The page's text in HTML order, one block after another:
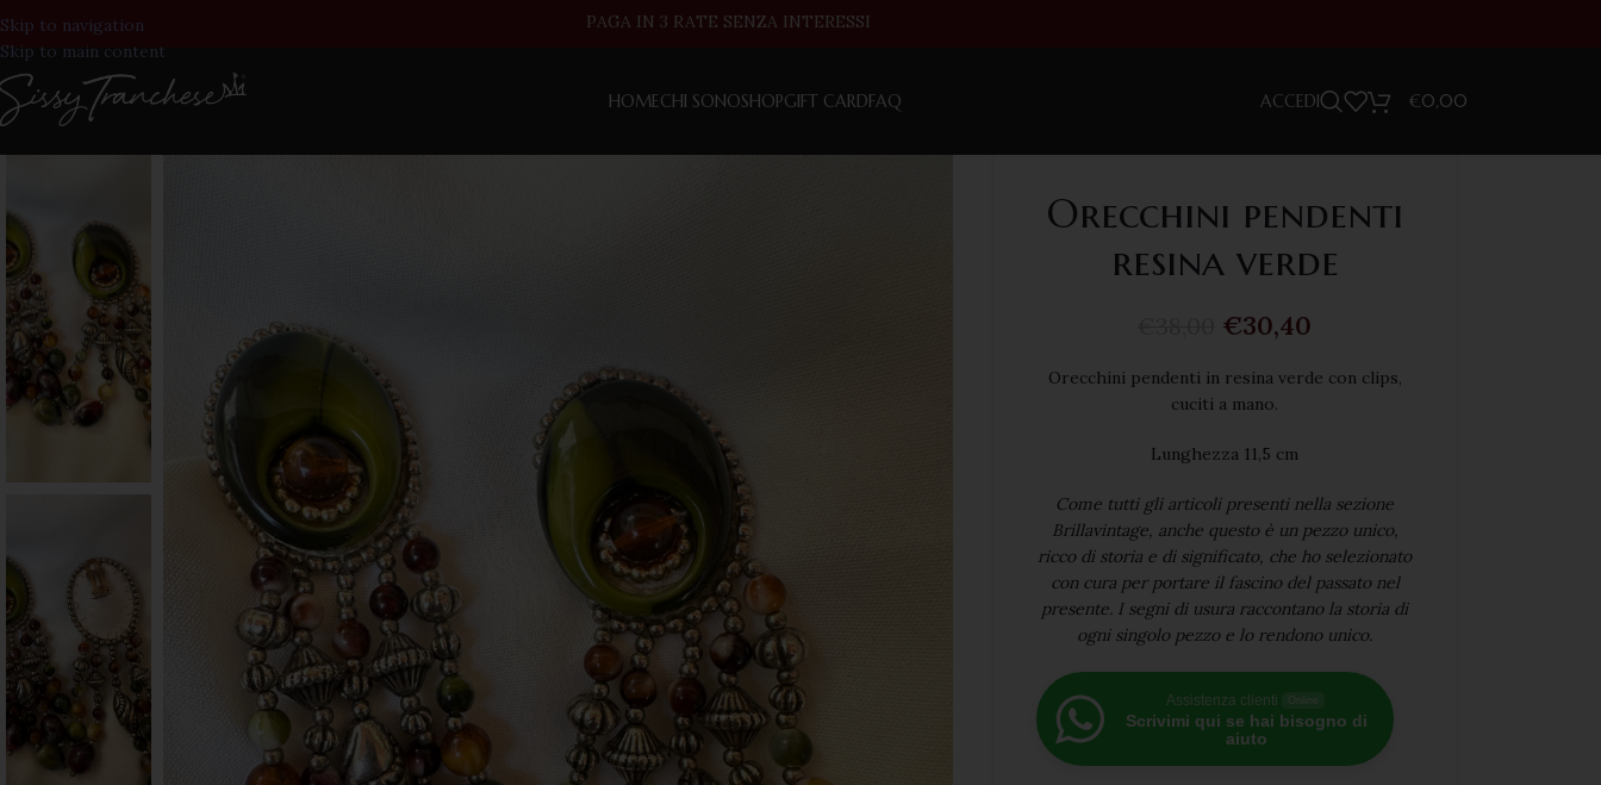
Skip to navigation
Skip to main content
HOMECHI SONOSHOPGIFT CARDFAQ ACCEDI €0,00
Orecchini pendenti
resina verde
€30,40
Orecchini pendenti in resina verde con clips,
cuciti a mano.
Lunghezza 11,5 cm
Come tutti gli articoli presenti nella sezione
Brillavintage, anche questo è un pezzo unico,
ricco di storia e di significato, che ho selezionato
con cura per portare il fascino del passato nel
presente. I segni di usura raccontano la storia di
ogni singolo pezzo e lo rendono unico.
Assistenza clienti
Scrivimi qui se hai bisogno di
aiuto